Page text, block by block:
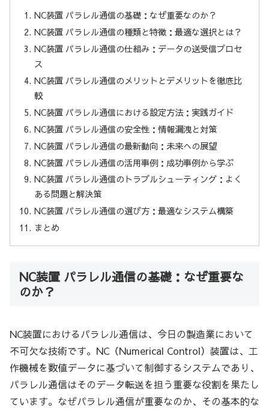
NC装置 パラレル通信の基礎：なぜ重要なのか？
NC装置 パラレル通信の種類と特徴：最適な選択とは？
NC装置 パラレル通信の仕組み：データの送受信プロセ
ス
NC装置 パラレル通信のメリットとデメリットを徹底比
較
NC装置 パラレル通信における設定方法：実践ガイド
NC装置 パラレル通信の安全性：情報漏洩と対策
NC装置 パラレル通信の最新動向：未来への展望
NC装置 パラレル通信の活用事例：成功事例から学ぶ
NC装置 パラレル通信のトラブルシューティング：よく
ある問題と解決策
NC装置 パラレル通信の選び方：最適なシステム構築
まとめ
NC装置 パラレル通信の基礎：なぜ重要な
のか？
NC装置におけるパラレル通信は、今日の製造業において
不可欠な技術です。NC（Numerical Control）装置は、工
作機械を数値データに基づいて制御するシステムであり、
パラレル通信はそのデータ転送を担う重要な役割を果たし
ています。なぜパラレル通信が重要なのか、その基本的な